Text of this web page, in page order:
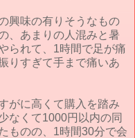
興味の有りそうなもの
、あまりの人混みと暑
られて、1時間で足が痛
りすぎて手まで痛いあ
がに高くて購入を踏み
なくて1000円以内の同
ものの、1時間30分で会